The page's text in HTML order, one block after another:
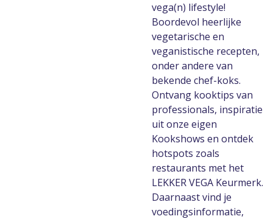
vega(n) lifestyle!
Boordevol heerlijke
vegetarische en
veganistische recepten,
onder andere van
bekende chef-koks.
Ontvang kooktips van
professionals, inspiratie
uit onze eigen
Kookshows en ontdek
hotspots zoals
restaurants met het
LEKKER VEGA Keurmerk.
Daarnaast vind je
voedingsinformatie,